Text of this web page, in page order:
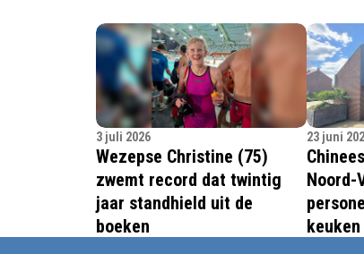
3 juli 2026
Wezepse Christine (75)
zwemt record dat twintig
jaar standhield uit de
boeken
23 juni
Noord-
keuken